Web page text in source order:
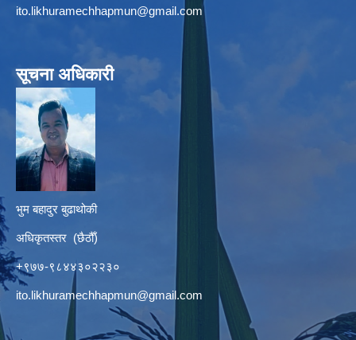
ito.likhuramechhapmun@gmail.com
सूचना अधिकारी
भुम बहादुर बुढाथोकी
अधिकृतस्तर (छैठौँ)
+९७७-९८४४३०२२३०
ito.likhuramechhapmun@gmail.com